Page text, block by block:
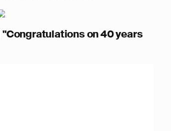
"Congratulations on 40 years